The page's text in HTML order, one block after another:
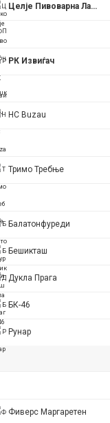
Целје Пивоварна Лашко
РК Извиѓач
HC Buzau
Тримо Требње
Балатонфуреди
Бешикташ
Дукла Прага
БК-46
Рунар
Фиверс Маргаретен